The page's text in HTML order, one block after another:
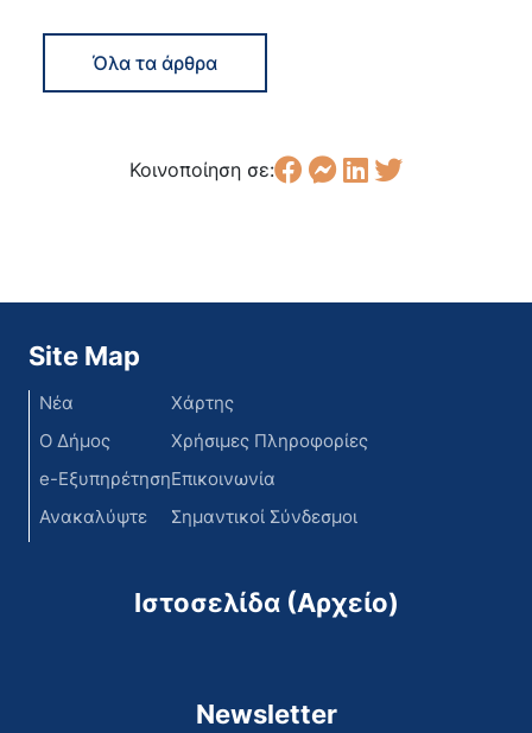
Όλα τα άρθρα
Κοινοποίηση σε:
Site Map
Νέα
Ο Δήμος
e-Εξυπηρέτηση
Ανακαλύψτε
Χάρτης
Χρήσιμες Πληροφορίες
Επικοινωνία
Σημαντικοί Σύνδεσμοι
Ιστοσελίδα (Αρχείο)
Newsletter